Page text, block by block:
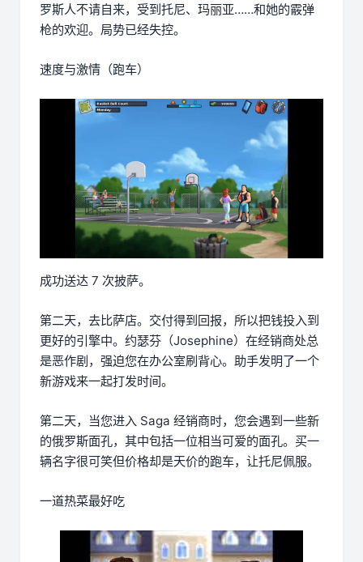
罗斯人不请自来，受到托尼、玛丽亚……和她的霰弹
枪的欢迎。局势已经失控。
速度与激情（跑车）
成功送达 7 次披萨。
第二天，去比萨店。交付得到回报，所以把钱投入到
更好的引擎中。约瑟芬（Josephine）在经销商处总
是恶作剧，强迫您在办公室刷背心。助手发明了一个
新游戏来一起打发时间。
第二天，当您进入 Saga 经销商时，您会遇到一些新
的俄罗斯面孔，其中包括一位相当可爱的面孔。买一
辆名字很可笑但价格却是天价的跑车，让托尼佩服。
一道热菜最好吃